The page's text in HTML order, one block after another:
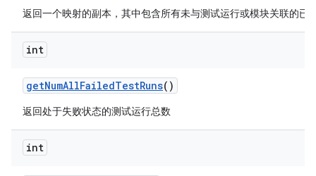
返回一个映射的副本，其中包含所有未与测试运行或模块关联的已
int
getNumAllFailedTestRuns()
返回处于失败状态的测试运行总数
int